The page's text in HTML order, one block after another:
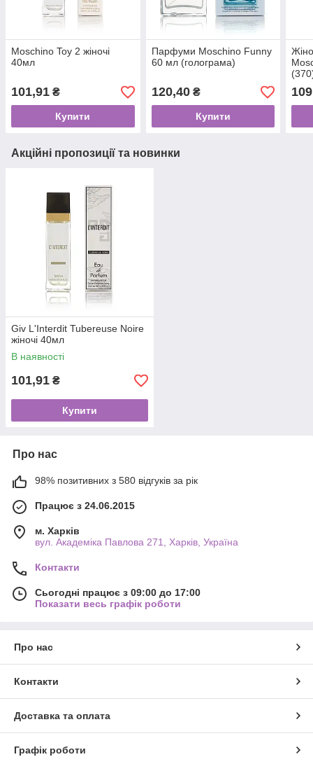
Moschino Toy 2 жіночі
40мл
101,91 ₴
Купити
Парфуми Moschino Funny
60 мл (голограма)
120,40₴
Купити
Акційні пропозиції та новинки
Giv L'Interdit Tubereuse Noire
жіночі 40мл
В наявності
101,91 ₴
Купити
Про нас
98% позитивних з 580 відгуків за рік
Працює з 24.06.2015
м. Харків
вул. Академіка Павлова 271, Харків, Україна
Контакти
Сьогодні працює з 09:00 до 17:00
Показати весь графік роботи
Про нас
Контакти
Доставка та оплата
Графік роботи